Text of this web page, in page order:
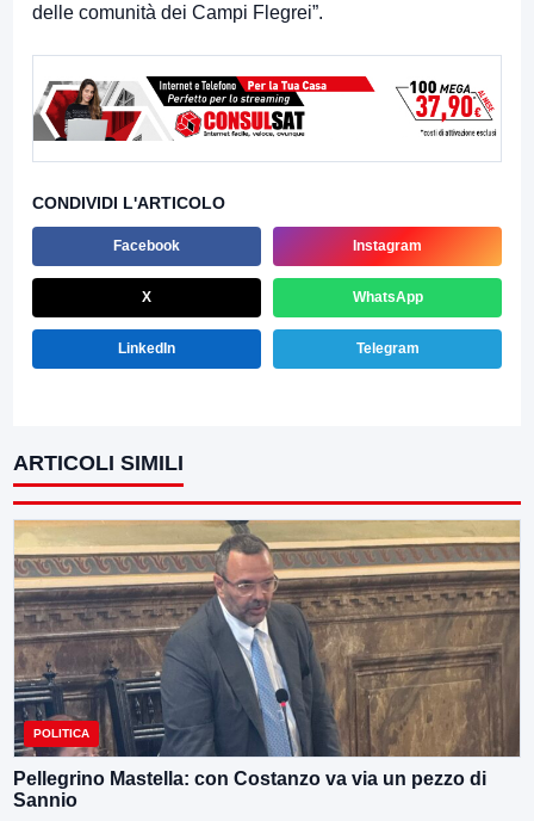
delle comunità dei Campi Flegrei”.
CONDIVIDI L'ARTICOLO
Facebook Instagram
X WhatsApp
LinkedIn Telegram
ARTICOLI SIMILI
POLITICA
Pellegrino Mastella: con Costanzo va via un pezzo di
Sannio